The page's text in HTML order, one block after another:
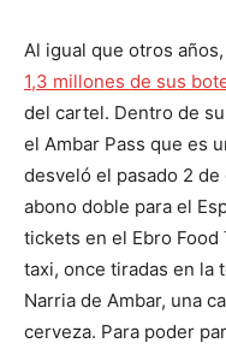
Al igual que otros
1,3 millones de sus
del cartel. Dentro de
el Ambar Pass que es
desveló el pasado 2
abono doble para el
tickets en el Ebro
taxi, once tiradas en la
Narria de Ambar, una
cerveza. Para poder